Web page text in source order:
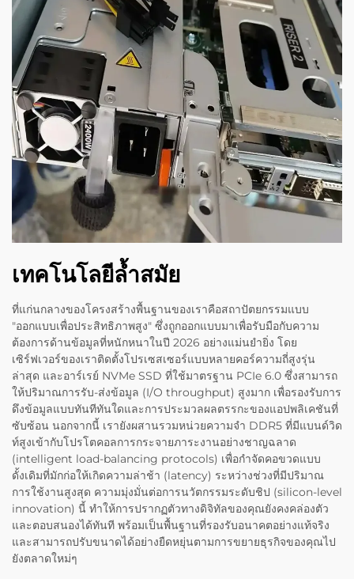
เทคโนโลยีล้ำสมัย
ที่แก่นกลางของโครงสร้างพื้นฐานของเราคือสถาปัตยกรรมแบบ
"ออกแบบเพื่อประสิทธิภาพสูง" ซึ่งถูกออกแบบมาเพื่อรับมือกับความ
ต้องการด้านข้อมูลที่หนักหนาในปี 2026 อย่างแม่นยำยิ่ง โดย
เซิร์ฟเวอร์ของเราติดตั้งโปรเซสเซอร์แบบหลายคอร์ความถี่สูงรุ่น
ล่าสุด และอาร์เรย์ NVMe SSD ที่ใช้มาตรฐาน PCIe 6.0 ซึ่งสามารถ
ให้ปริมาณการรับ-ส่งข้อมูล (I/O throughput) สูงมาก เพื่อรองรับการ
ดึงข้อมูลแบบทันทีทันใดและการประมวลผลตรรกะของแอปพลิเคชันที่
ซับซ้อน นอกจากนี้ เรายังผสานรวมหน่วยความจำ DDR5 ที่มีแบนด์วิด
ท์สูงเข้ากับโปรโตคอลการกระจายภาระงานอย่างชาญฉลาด
(intelligent load-balancing protocols) เพื่อกำจัดคอขวดแบบ
ดั้งเดิมที่มักก่อให้เกิดความล่าช้า (latency) ระหว่างช่วงที่มีปริมาณ
การใช้งานสูงสุด ความมุ่งมั่นต่อการนวัตกรรมระดับชิป (silicon-level
innovation) นี้ ทำให้การปรากฏตัวทางดิจิทัลของคุณยังคงคล่องตัว
และตอบสนองได้ทันที พร้อมเป็นพื้นฐานที่รองรับอนาคตอย่างแท้จริง
และสามารถปรับขนาดได้อย่างยืดหยุ่นตามการขยายธุรกิจของคุณไป
ยังตลาดใหม่ๆ